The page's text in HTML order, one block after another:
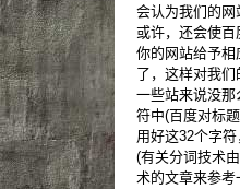
会认为我们的
或许，还会使
你的网站给予
了，这样对我
一些站来说没
符中(百度对标
用好这32个字
(有关分词技术
术的文章来参